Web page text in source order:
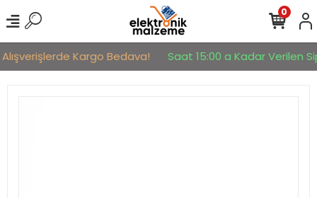
Kargo Bedava! Saat 15:00 a Kadar Verilen
0